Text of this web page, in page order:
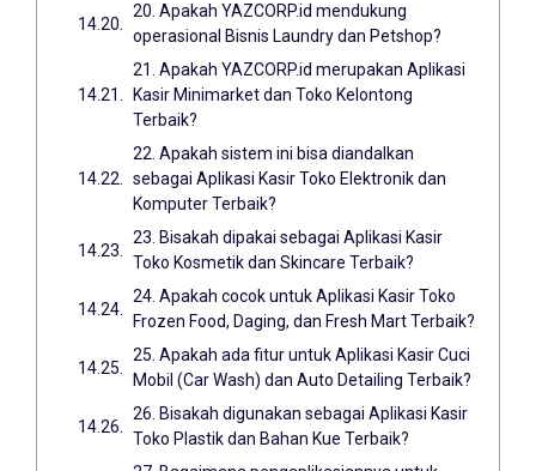
20. Apakah YAZCORP.id mendukung
operasional Bisnis Laundry dan Petshop?
21. Apakah YAZCORP.id merupakan Aplikasi
Kasir Minimarket dan Toko Kelontong
Terbaik?
22. Apakah sistem ini bisa diandalkan
sebagai Aplikasi Kasir Toko Elektronik dan
Komputer Terbaik?
23. Bisakah dipakai sebagai Aplikasi Kasir
Toko Kosmetik dan Skincare Terbaik?
24. Apakah cocok untuk Aplikasi Kasir Toko
Frozen Food, Daging, dan Fresh Mart Terbaik?
25. Apakah ada fitur untuk Aplikasi Kasir Cuci
Mobil (Car Wash) dan Auto Detailing Terbaik?
26. Bisakah digunakan sebagai Aplikasi Kasir
Toko Plastik dan Bahan Kue Terbaik?